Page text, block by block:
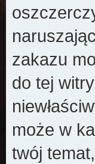
zakazu
do tej
może w
twój